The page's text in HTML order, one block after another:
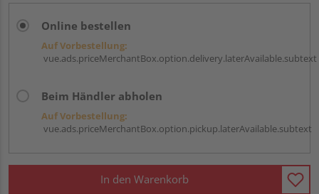
Online bestellen
Auf Vorbestellung:
vue.ads.priceMerchantBox.option.delivery.laterAvailable.subtext
Beim Händler abholen
Auf Vorbestellung:
vue.ads.priceMerchantBox.option.pickup.laterAvailable.subtext
In den Warenkorb